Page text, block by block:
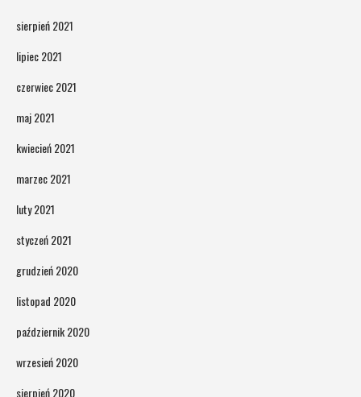
sierpień 2021
lipiec 2021
czerwiec 2021
maj 2021
kwiecień 2021
marzec 2021
luty 2021
styczeń 2021
grudzień 2020
listopad 2020
październik 2020
wrzesień 2020
sierpień 2020